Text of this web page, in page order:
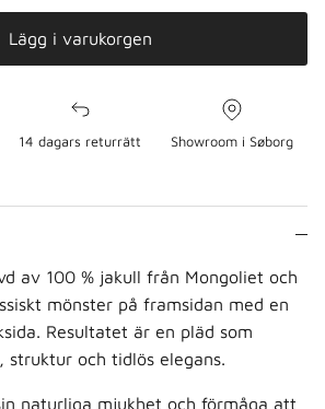
Lägg i varukorgen
14 dagars returrätt Showroom i Søborg
av 100 % jakull från Mongoliet och
mönster på framsidan med en
Resultatet är en pläd som
struktur och tidlös elegans.
naturliga mjukhet och förmåga att